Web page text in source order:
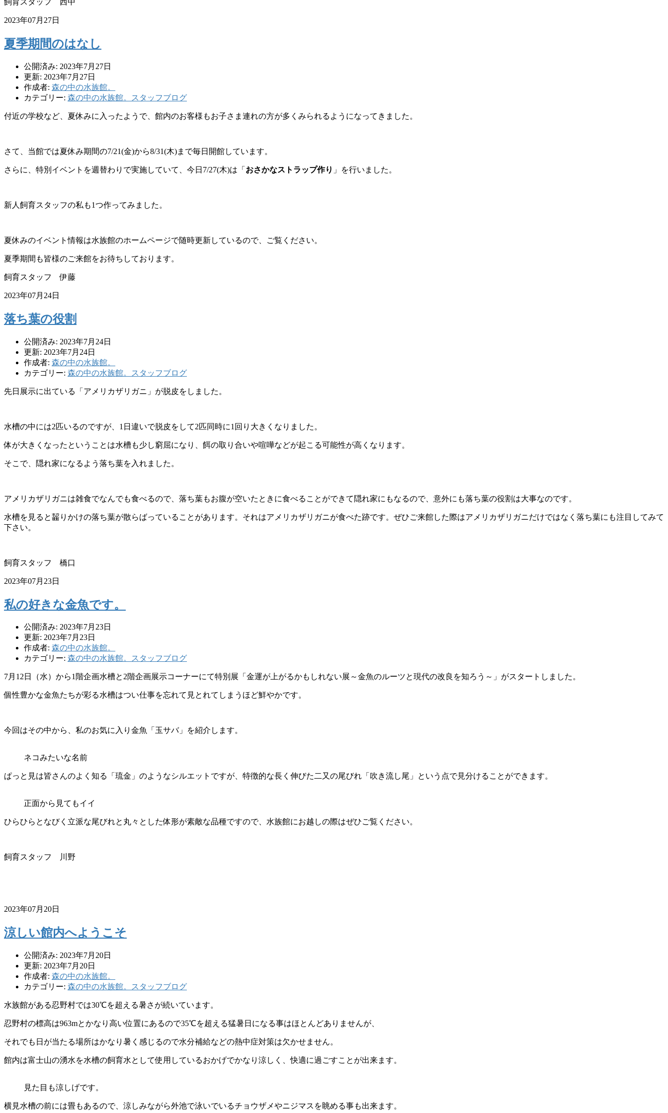
飼育スタッフ 西中
2023年07月27日
夏季期間のはなし
公開済み: 2023年7月27日
更新: 2023年7月27日
作成者: 森の中の水族館。
カテゴリー: 森の中の水族館。スタッフブログ
付近の学校など、夏休みに入ったようで、 館内のお客様もお子さま連れの方が多くみられるようになってきま した。
さて、当館では夏休み期間の7/21(金)から8/31(木)まで毎日開館しています。
さらに、 特別イベントを週替わりで実施していて、今日 7/27(木)は「 おさかなストラップ作り 」を行いました。
新人飼育スタッフの私も1つ作ってみました。
夏休みのイベント情報は水族館のホームページで随時更新しているので、ご覧ください。
夏季期間も皆様のご来館をお待ちしております。
飼育スタッフ 伊藤
2023年07月24日
落ち葉の役割
公開済み: 2023年7月24日
更新: 2023年7月24日
作成者: 森の中の水族館。
カテゴリー: 森の中の水族館。スタッフブログ
先日展示に出ている「アメリカザリガニ」が脱皮をしました。
水槽の中には2匹いるのですが、1日違いで脱皮をして2匹同時に1回 り大きくなりました。
体が大きくなったということは水槽も少し窮屈になり、餌の取り合いや喧嘩などが起こる可能性が高くなります。
そこで、隠れ家になるよう落ち葉を入れました。
アメリカザリガニは雑食でなんでも食べるので、落ち葉もお腹が空いたときに食べることができて隠れ家にもなるので、 意外にも落ち葉の役割は大事なのです。
水槽を見ると齧りかけの落ち葉が散らばっていることがあります。それはアメリカザリガニが食べた跡です。ぜひご来館した際はアメリカザリガニだけではなく 落ち葉にも注目してみて
下さい。
飼育スタッフ 橋口
2023年07月23日
私の好きな金魚です。
公開済み: 2023年7月23日
更新: 2023年7月23日
作成者: 森の中の水族館。
カテゴリー: 森の中の水族館。スタッフブログ
7月12日（水）から1階企画水槽と2階企画展示コーナーにて特別展「金運が上がるかもしれない展～金魚のルーツと現代の改良を知ろう～」がスタートしました。
個性豊かな金魚たちが彩る水槽はつい仕事を忘れて見とれてしまうほど鮮やかです。
今回はその中から、私のお気に入り金魚「玉サバ」を紹介します。
ネコみたいな名前
ぱっと見は皆さんのよく知る「琉金」のようなシルエットですが、特徴的な長く伸びた二又の尾びれ「吹き流し尾」という点で見分けることができます。
正面から見てもイイ
ひらひらとなびく立派な尾びれと丸々とした体形が素敵な品種ですので、水族館にお越しの際はぜひご覧ください。
飼育スタッフ 川野
2023年07月20日
涼しい館内へようこそ
公開済み: 2023年7月20日
更新: 2023年7月20日
作成者: 森の中の水族館。
カテゴリー: 森の中の水族館。スタッフブログ
水族館がある忍野村では30℃を超える暑さが続いています。
忍野村の標高は963mとかなり高い位置にあるので35℃を超える猛暑日になる事はほとんどありませんが、
それでも日が当たる場所はかなり暑く感じるので水分補給などの熱中症対策は欠かせません。
館内は富士山の湧水を水槽の飼育水として使用しているおかげでかなり涼しく、快適に過ごすことが出来ます。
見た目も涼しげです。
横見水槽の前には畳もあるので、涼しみながら外池で泳いでいるチョウザメやニジマスを眺める事も出来ます。